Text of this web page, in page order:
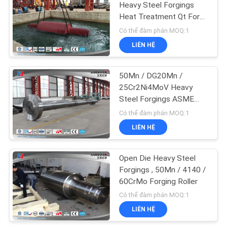
VỀ
CHÚNG
TÔI
THAM
QUAN
NHÀ
MÁY
KIỂM
SOÁT
CHẤT
LƯỢNG
Heavy Steel Forgings
Heat Treatment Qt For
Machinery Parts
Có thể đàm phán MOQ:1
LIÊN HỆ
50Mn / DG20Mn /
25Cr2Ni4MoV Heavy
Steel Forgings ASME
Marine Shaft Forging
Có thể đàm phán MOQ:1
LIÊN HỆ
Open Die Heavy Steel
Forgings , 50Mn / 4140 /
60CrMo Forging Roller
Có thể đàm phán MOQ:1
LIÊN HỆ